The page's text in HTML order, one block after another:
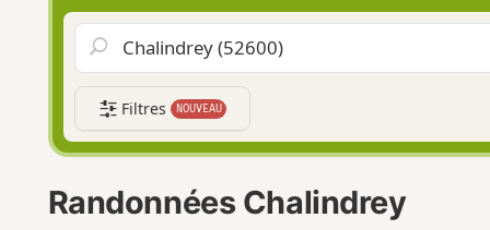
Filtres NOUVEAU
Randonnées Chalindrey